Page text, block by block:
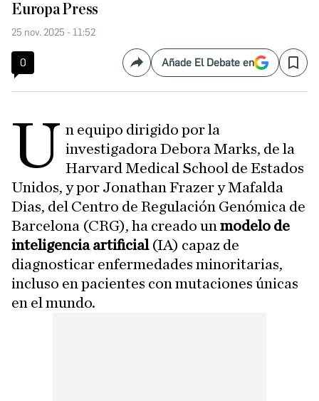
Europa Press
25 nov. 2025 - 11:52
0 CompartirAñade El Debate en Save
U n equipo dirigido por la
investigadora Debora Marks, de la
Harvard Medical School de Estados
Unidos, y por Jonathan Frazer y Mafalda
Dias, del Centro de Regulación Genómica de
Barcelona (CRG), ha creado un modelo de
inteligencia artificial (IA) capaz de
diagnosticar enfermedades minoritarias,
incluso en pacientes con mutaciones únicas
en el mundo.